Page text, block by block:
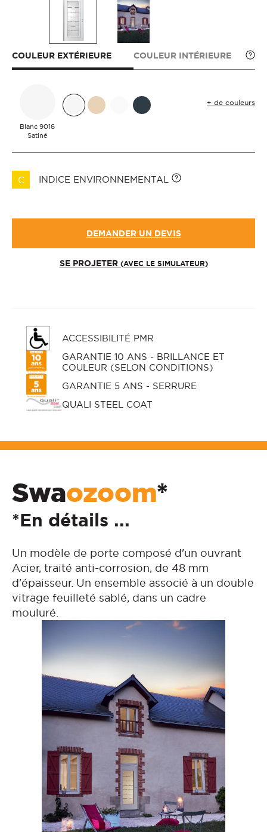
COULEUR EXTÉRIEURE COULEUR INTÉRIEURE
Blanc 9016
Satiné
+ de couleurs
C INDICE ENVIRONNEMENTAL
DEMANDER UN DEVIS
SE PROJETER (AVEC LE SIMULATEUR)
ACCESSIBILITÉ PMR
GARANTIE 10 ANS - BRILLANCE ET
COULEUR (SELON CONDITIONS)
GARANTIE 5 ANS - SERRURE
QUALI STEEL COAT
Swaozoom*
*En détails ...
Un modèle de porte composé d'un ouvrant
Acier, traité anti-corrosion, de 48 mm
d'épaisseur. Un ensemble associé à un double
vitrage feuilleté sablé, dans un cadre
mouluré.